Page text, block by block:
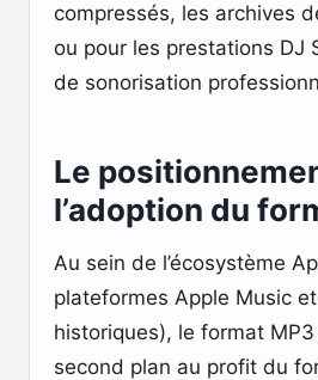
compressés, les archives
ou pour les prestations DJ
de sonorisation
Le
l’adoption du
Au sein de l’écosystème
plateformes Apple Music
historiques), le format
second plan au profit du